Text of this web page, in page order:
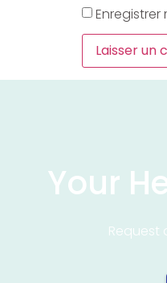
Your
Request